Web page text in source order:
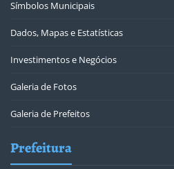
Símbolos Municipais
Dados, Mapas e Estatísticas
Investimentos e Negócios
Galeria de Fotos
Galeria de Prefeitos
Prefeitura